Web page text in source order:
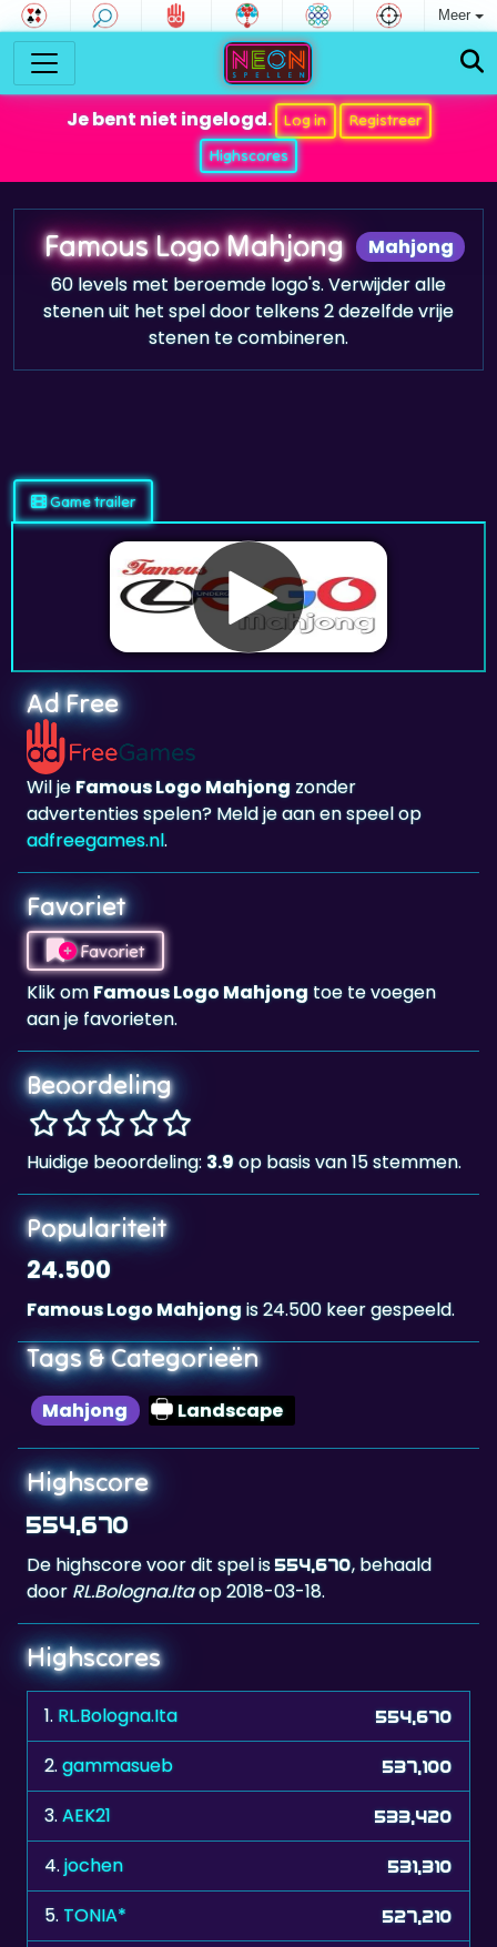
Meer
Je bent niet ingelogd. Log in
Registreer
Highscores
Mahjong
Famous Logo Mahjong
60 levels met beroemde logo's. Verwijder alle
stenen uit het spel door telkens 2 dezelfde vrije
stenen te combineren.
Game trailer
Ad Free
Wil jeFamous Logo Mahjongzonder
advertenties spelen? Meld je aan en speel op
adfreegames.nl.
Favoriet
Favoriet
Klik omFamous Logo Mahjongtoe te voegen
aan je favorieten.
Beoordeling
Huidige beoordeling: 3.9op basis van 15 stemmen.
Populariteit
24.500
Famous Logo Mahjongis 24.500 keer gespeeld.
Tags & Categorieën
Mahjong Landscape
Highscore
554,670
De highscore voor dit spel is554,670, behaald
door RL.Bologna.Itaop 2018-03-18.
Highscores
1. RL.Bologna.Ita 554,670
2.gammasueb 537,100
3.AEK21 533,420
4.jochen 531,310
5. TONIA* 527,210